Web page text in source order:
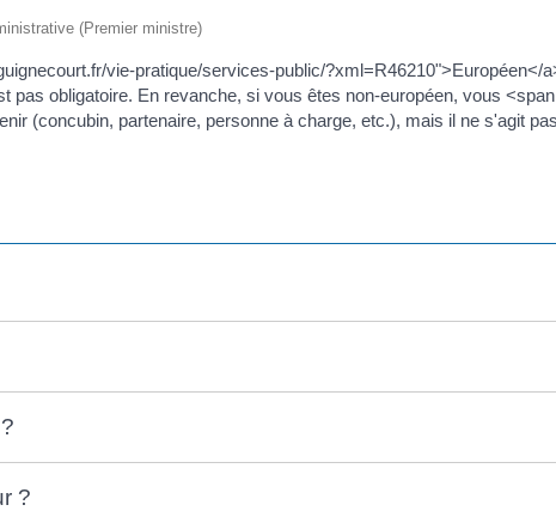
(Premier ministre)
vie-pratique/services-public/
pas obligatoire. En revanche, si vous êtes non-européen, vous
(concubin, partenaire, personne à charge, etc.), mais il ne s'agit
?